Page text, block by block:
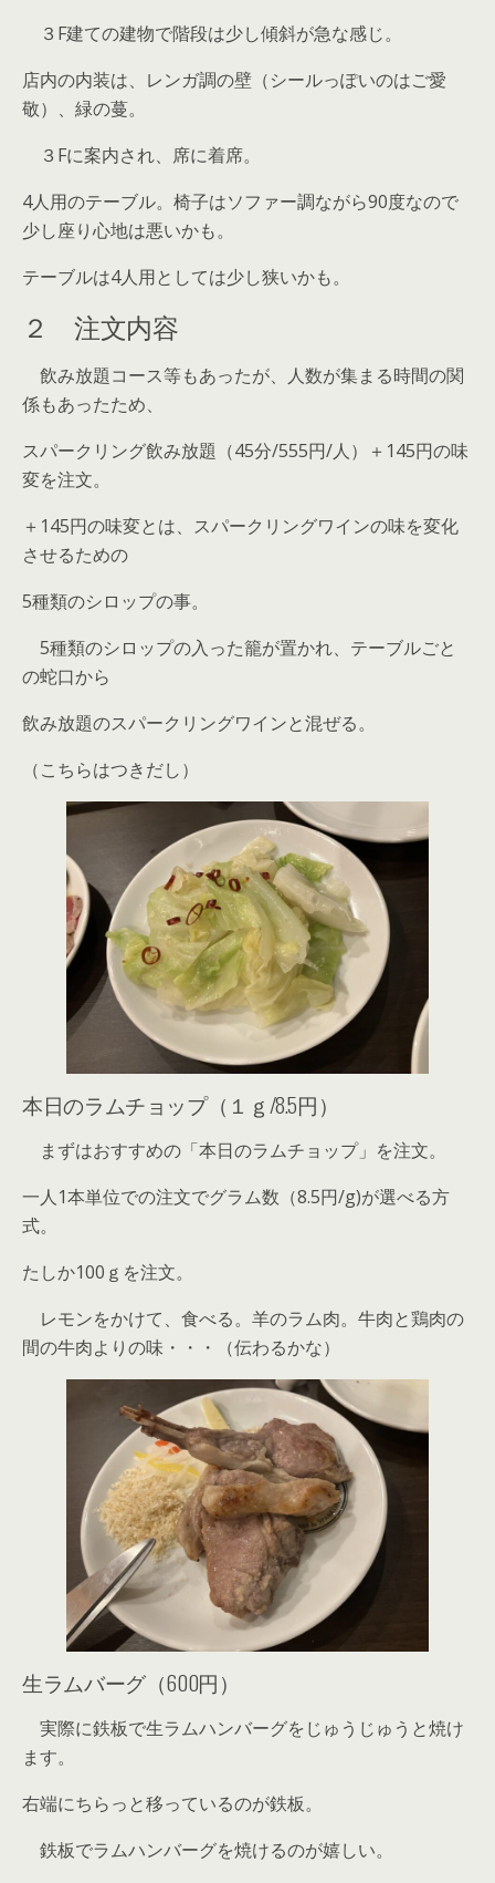
３F建ての建物で階段は少し傾斜が急な感じ。
店内の内装は、レンガ調の壁（シールっぽいのはご愛
敬）、緑の蔓。
３Fに案内され、席に着席。
4人用のテーブル。椅子はソファー調ながら90度なので
少し座り心地は悪いかも。
テーブルは4人用としては少し狭いかも。
２ 注文内容
飲み放題コース等もあったが、人数が集まる時間の関
係もあったため、
スパークリング飲み放題（45分/555円/人）＋145円の味
変を注文。
＋145円の味変とは、スパークリングワインの味を変化
させるための
5種類のシロップの事。
5種類のシロップの入った籠が置かれ、テーブルごと
の蛇口から
飲み放題のスパークリングワインと混ぜる。
（こちらはつきだし）
本日のラムチョップ（１ｇ/8.5円）
まずはおすすめの「本日のラムチョップ」を注文。
一人1本単位での注文でグラム数（8.5円/g)が選べる方
式。
たしか100ｇを注文。
レモンをかけて、食べる。羊のラム肉。牛肉と鶏肉の
間の牛肉よりの味・・・（伝わるかな）
生ラムバーグ（600円）
実際に鉄板で生ラムハンバーグをじゅうじゅうと焼け
ます。
右端にちらっと移っているのが鉄板。
鉄板でラムハンバーグを焼けるのが嬉しい。